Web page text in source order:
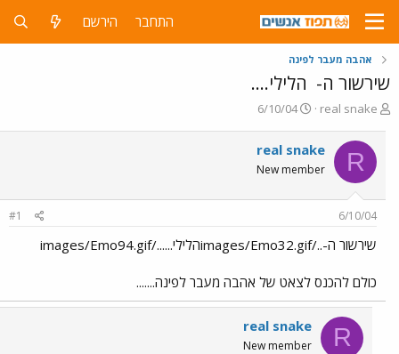
התחבר הירשם
אהבה מעבר לפינה
שירשור ה- הלילי....
פ
ח
ה
ו
ש
real snake
פ
ס
ם
ת
י
6/10/04
R
real snake
New member
6/10/04
#1
שירשור ה-../images/Emo32.gifהלילי....../images/Emo94.gif
כולם להכנס לצאט של אהבה מעבר לפינה.......
R
real snake
New member